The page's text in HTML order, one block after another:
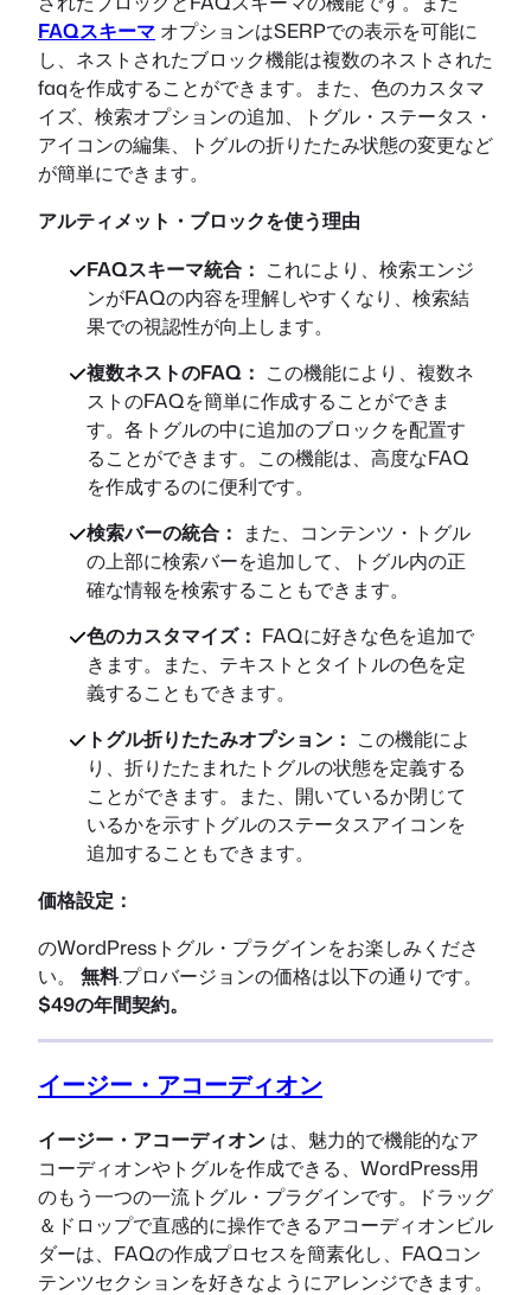
FAQスキーマ オプションはSERPでの表示を可能に
し、ネストされたブロック機能は複数のネストされた
faqを作成することができます。また、色のカスタマ
イズ、検索オプションの追加、トグル・ステータス・
アイコンの編集、トグルの折りたたみ状態の変更など
が簡単にできます。
アルティメット・ブロックを使う理由
FAQスキーマ統合： これにより、検索エンジ
ンがFAQの内容を理解しやすくなり、検索結
果での視認性が向上します。
複数ネストのFAQ： この機能により、複数ネ
ストのFAQを簡単に作成することができま
す。各トグルの中に追加のブロックを配置す
ることができます。この機能は、高度なFAQ
を作成するのに便利です。
検索バーの統合： また、コンテンツ・トグル
の上部に検索バーを追加して、トグル内の正
確な情報を検索することもできます。
色のカスタマイズ： FAQに好きな色を追加で
きます。また、テキストとタイトルの色を定
義することもできます。
トグル折りたたみオプション： この機能によ
り、折りたたまれたトグルの状態を定義する
ことができます。また、開いているか閉じて
いるかを示すトグルのステータスアイコンを
追加することもできます。
価格設定：
のWordPressトグル・プラグインをお楽しみくださ
い。 無料.プロバージョンの価格は以下の通りです。
$49の年間契約。
イージー・アコーディオン
イージー・アコーディオン は、魅力的で機能的なア
コーディオンやトグルを作成できる、WordPress用
のもう一つの一流トグル・プラグインです。ドラッグ
＆ドロップで直感的に操作できるアコーディオンビル
ダーは、FAQの作成プロセスを簡素化し、FAQコン
テンツセクションを好きなようにアレンジできます。